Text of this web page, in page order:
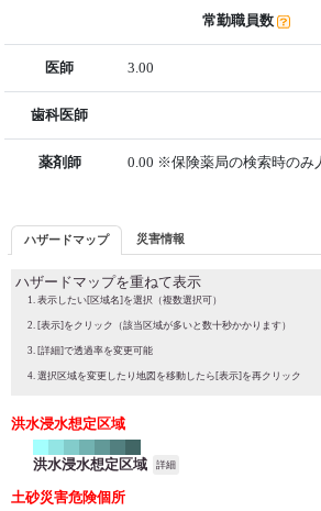
常勤職員数
医師 3.00
歯科医師
薬剤師 0.00 ※保険薬局の検索時のみ
ハザードマップ 災害情報
ハザードマップを重ねて表示
表示したい[区域名]を選択（複数選択可）
[表示]をクリック（該当区域が多いと数十秒かかります）
[詳細]で透過率を変更可能
選択区域を変更したり地図を移動したら[表示]を再クリック
洪水浸水想定区域
洪水浸水想定区域 詳細
土砂災害危険個所